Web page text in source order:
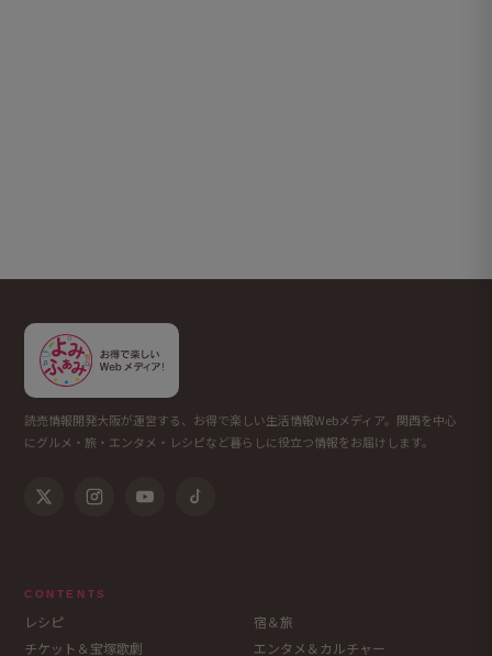
読売情報開発大阪が運営する、お得で楽しい生活情報Webメディア。関西を中心
にグルメ・旅・エンタメ・レシピなど暮らしに役立つ情報をお届けします。
CONTENTS
レシピ
宿＆旅
チケット＆宝塚歌劇
エンタメ＆カルチャー